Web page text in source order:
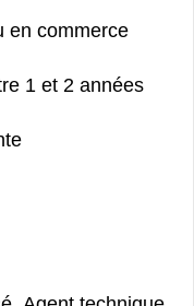
en commerce
1 et 2 années